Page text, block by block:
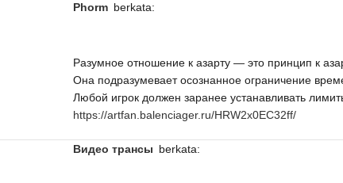
Phorm berkata:
Разумное отношение к азарту — это принцип к
Она подразумевает осознанное ограничение
Любой игрок должен заранее устанавливать
https://artfan.balenciager.ru/HRW2x0EC32ff/
видео трансы berkata: